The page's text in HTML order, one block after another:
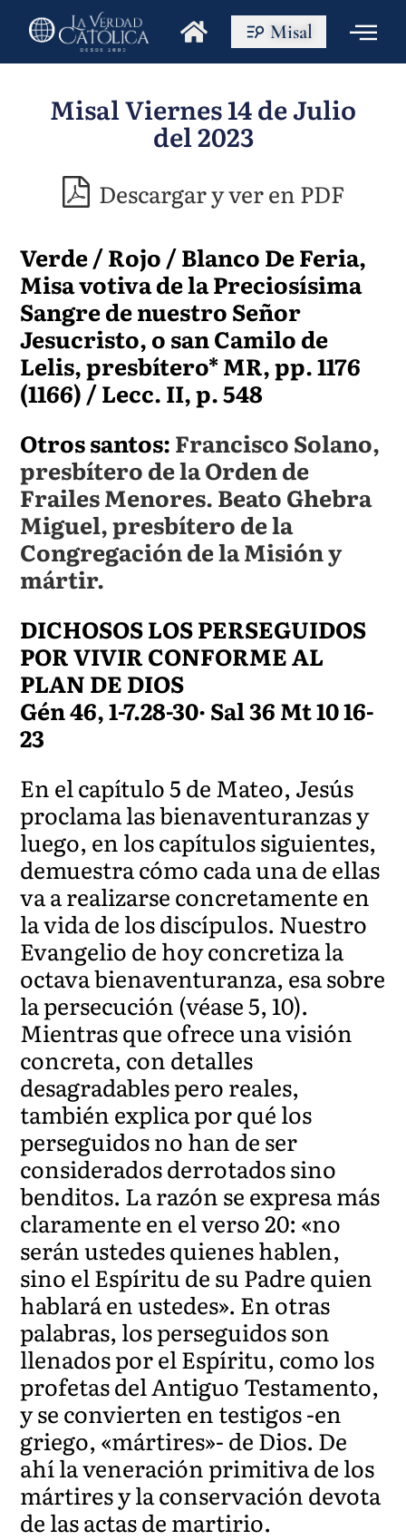
Misal
Misal Viernes 14 de Julio
del 2023
Descargar y ver en PDF
Verde / Rojo / Blanco De Feria,
Misa votiva de la Preciosísima
Sangre de nuestro Señor
Jesucristo, o san Camilo de
Lelis, presbítero* MR, pp. 1176
(1166) / Lecc. II, p. 548
Otros santos:Francisco Solano,
presbítero de la Orden de
Frailes Menores. Beato Ghebra
Miguel, presbítero de la
Congregación de la Misión y
mártir.
DICHOSOS LOS PERSEGUIDOS
POR VIVIR CONFORME AL
PLAN DE DIOS
Gén 46, 1-7.28-30· Sal 36 Mt 10 16-
23
En el capítulo 5 de Mateo, Jesús
proclama las bienaventuranzas y
luego, en los capítulos siguientes,
demuestra cómo cada una de ellas
va a realizarse concretamente en
la vida de los discípulos. Nuestro
Evangelio de hoy concretiza la
octava bienaventuranza, esa sobre
la persecución (véase 5, 10).
Mientras que ofrece una visión
concreta, con detalles
desagradables pero reales,
también explica por qué los
perseguidos no han de ser
considerados derrotados sino
benditos. La razón se expresa más
claramente en el verso 20: «no
serán ustedes quienes hablen,
sino el Espíritu de su Padre quien
hablará en ustedes». En otras
palabras, los perseguidos son
llenados por el Espíritu, como los
profetas del Antiguo Testamento,
y se convierten en testigos -en
griego, «mártires»- de Dios. De
ahí la veneración primitiva de los
mártires y la conservación devota
de las actas de martirio.